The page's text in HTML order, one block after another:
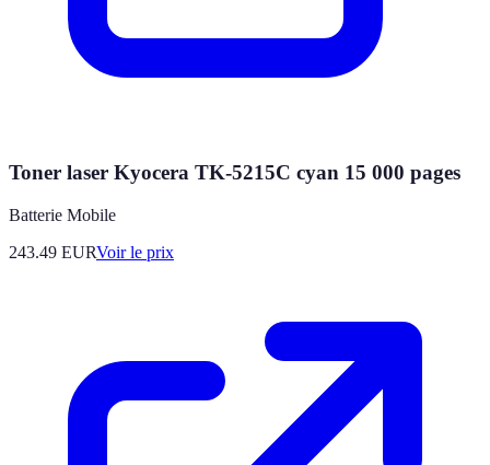
Toner laser Kyocera TK-5215C cyan 15 000 pages
Batterie Mobile
243.49 EURVoir le prix